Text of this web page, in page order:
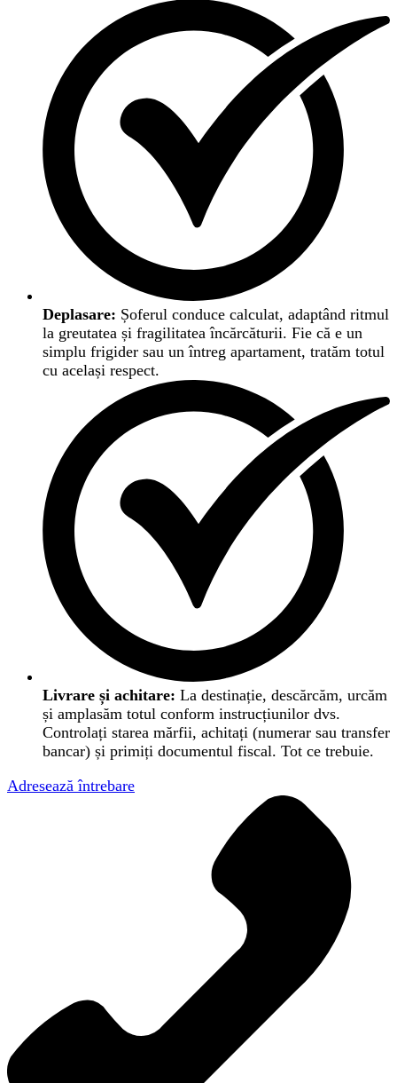
Deplasare: Șoferul conduce calculat, adaptând ritmul
la greutatea și fragilitatea încărcăturii. Fie că e un
simplu frigider sau un întreg apartament, tratăm totul
cu același respect.
Livrare și achitare: La destinație, descărcăm, urcăm
și amplasăm totul conform instrucțiunilor dvs.
Controlați starea mărfii, achitați (numerar sau transfer
bancar) și primiți documentul fiscal. Tot ce trebuie.
Adresează întrebare